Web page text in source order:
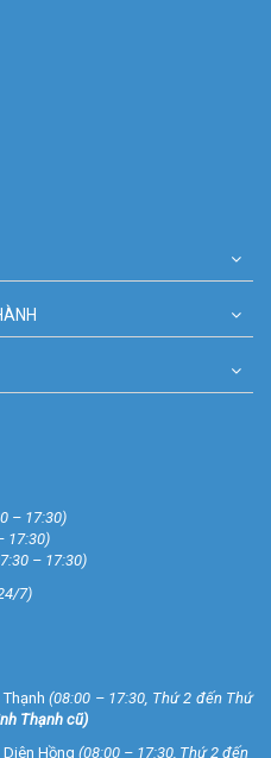
– 17:30)
17:30)
– 17:30)
7)
(08:00 – 17:30, Thứ 2 đến Thứ
Thạnh cũ)
Hồng (08:00 – 17:30, Thứ 2 đến